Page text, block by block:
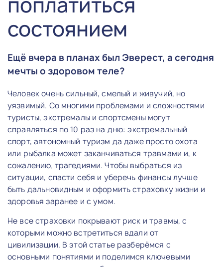
состоянием
Ещё вчера в планах был Эверест, а сегодня
мечты о здоровом теле?
Человек очень сильный, смелый и живучий, но
уязвимый. Со многими проблемами и сложностями
туристы, экстремалы и спортсмены могут
справляться по 10 раз на дню: экстремальный
спорт, автономный туризм да даже просто охота
или рыбалка может заканчиваться травмами и, к
сожалению, трагедиями. Чтобы выбраться из
ситуации, спасти себя и уберечь финансы лучше
быть дальновидным и оформить страховку жизни и
здоровья заранее и с умом.
Не все страховки покрывают риск и травмы, с
которыми можно встретиться вдали от
цивилизации. В этой статье разберёмся с
основными понятиями и поделимся ключевыми